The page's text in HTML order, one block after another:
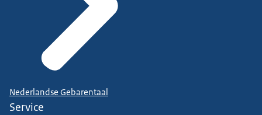
Nederlandse Gebarentaal
Service